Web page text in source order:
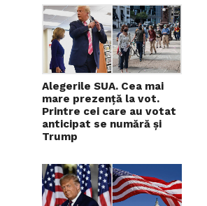
Alegerile SUA. Cea mai
mare prezență la vot.
Printre cei care au votat
anticipat se numără și
Trump